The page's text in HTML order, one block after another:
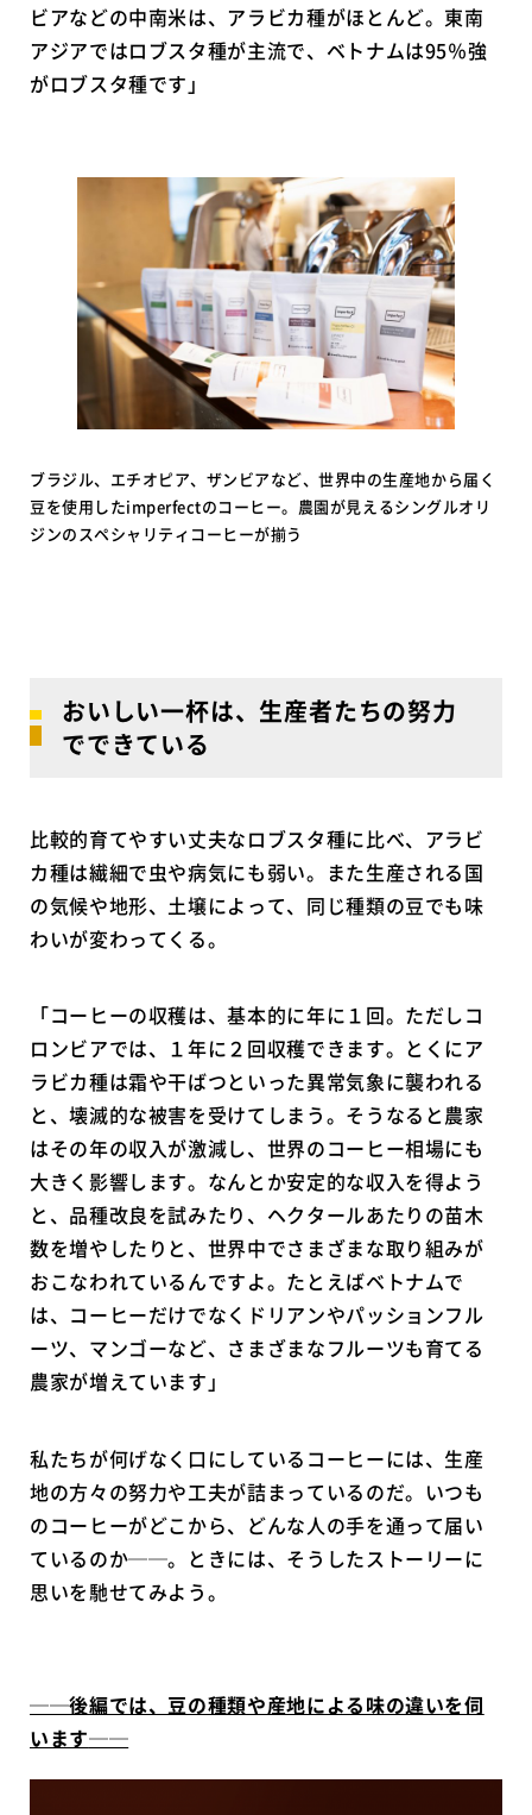
ビアなどの中南米は、アラビカ種がほとんど。東南
アジアではロブスタ種が主流で、ベトナムは95％強
がロブスタ種です」
ブラジル、エチオピア、ザンビアなど、世界中の生産地から届く
豆を使用したimperfectのコーヒー。農園が見えるシングルオリ
ジンのスペシャリティコーヒーが揃う
おいしい一杯は、生産者たちの努力
でできている
比較的育てやすい丈夫なロブスタ種に比べ、アラビ
カ種は繊細で虫や病気にも弱い。また生産される国
の気候や地形、土壌によって、同じ種類の豆でも味
わいが変わってくる。
「コーヒーの収穫は、基本的に年に１回。ただしコ
ロンビアでは、１年に２回収穫できます。とくにア
ラビカ種は霜や干ばつといった異常気象に襲われる
と、壊滅的な被害を受けてしまう。そうなると農家
はその年の収入が激減し、世界のコーヒー相場にも
大きく影響します。なんとか安定的な収入を得よう
と、品種改良を試みたり、ヘクタールあたりの苗木
数を増やしたりと、世界中でさまざまな取り組みが
おこなわれているんですよ。たとえばベトナムで
は、コーヒーだけでなくドリアンやパッションフル
ーツ、マンゴーなど、さまざまなフルーツも育てる
農家が増えています」
私たちが何げなく口にしているコーヒーには、生産
地の方々の努力や工夫が詰まっているのだ。いつも
のコーヒーがどこから、どんな人の手を通って届い
ているのか──。ときには、そうしたストーリーに
思いを馳せてみよう。
──後編では、豆の種類や産地による味の違いを伺
います──